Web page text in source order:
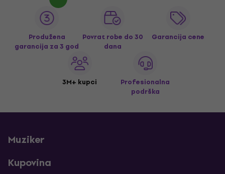
Produžena
garancija za 3 god
Povrat robe do 30
dana
Garancija cene
3M+ kupci
Profesionalna
podrška
Muziker
Kupovina